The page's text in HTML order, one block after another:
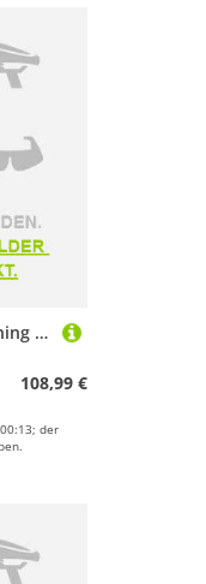
Nnormal Kjerag Trail Running Shoes Grau EU 45 1/3 Mann
108,99 €
der